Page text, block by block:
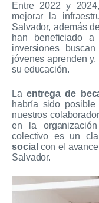
Entre 2022 y
mejorar la
Salvador, además
han beneficiado
inversiones
jóvenes aprenden
su educación.
Laentrega de
habría sido
nuestros
en la
colectivo es un
social con el
Salvador.